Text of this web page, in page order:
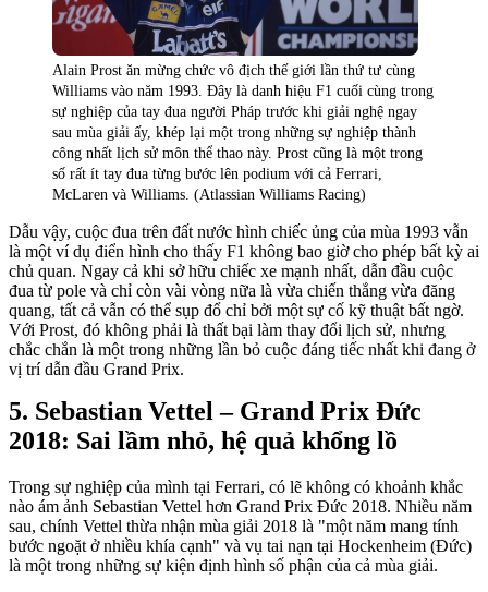
Alain Prost ăn mừng chức vô địch thế giới lần thứ tư cùng
Williams vào năm 1993. Đây là danh hiệu F1 cuối cùng trong
sự nghiệp của tay đua người Pháp trước khi giải nghệ ngay
sau mùa giải ấy, khép lại một trong những sự nghiệp thành
công nhất lịch sử môn thể thao này. Prost cũng là một trong
số rất ít tay đua từng bước lên podium với cả Ferrari,
McLaren và Williams. (Atlassian Williams Racing)
Dẫu vậy, cuộc đua trên đất nước hình chiếc ủng của mùa 1993 vẫn
là một ví dụ điển hình cho thấy F1 không bao giờ cho phép bất kỳ ai
chủ quan. Ngay cả khi sở hữu chiếc xe mạnh nhất, dẫn đầu cuộc
đua từ pole và chỉ còn vài vòng nữa là vừa chiến thắng vừa đăng
quang, tất cả vẫn có thể sụp đổ chỉ bởi một sự cố kỹ thuật bất ngờ.
Với Prost, đó không phải là thất bại làm thay đổi lịch sử, nhưng
chắc chắn là một trong những lần bỏ cuộc đáng tiếc nhất khi đang ở
vị trí dẫn đầu Grand Prix.
Sebastian Vettel – Grand Prix Đức
2018: Sai lầm nhỏ, hệ quả khổng lồ
Trong sự nghiệp của mình tại Ferrari, có lẽ không có khoảnh khắc
nào ám ảnh Sebastian Vettel hơn Grand Prix Đức 2018. Nhiều năm
sau, chính Vettel thừa nhận mùa giải 2018 là "một năm mang tính
bước ngoặt ở nhiều khía cạnh" và vụ tai nạn tại Hockenheim (Đức)
là một trong những sự kiện định hình số phận của cả mùa giải.